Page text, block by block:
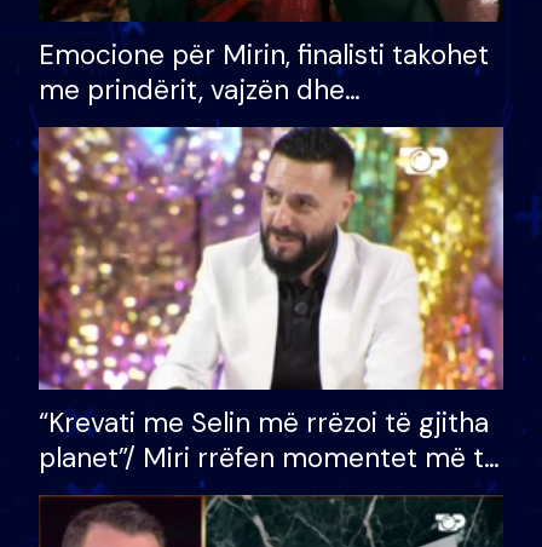
Emocione për Mirin, finalisti takohet
me prindërit, vajzën dhe
bashkëshorten: S’kemi ndonjë letër
divorci apo jo?
“Krevati me Selin më rrëzoi të gjitha
planet”/ Miri rrëfen momentet më të
bukura në shtëpinë e BB VIP: Do më
mungojë zilja e mëngjesit kur…